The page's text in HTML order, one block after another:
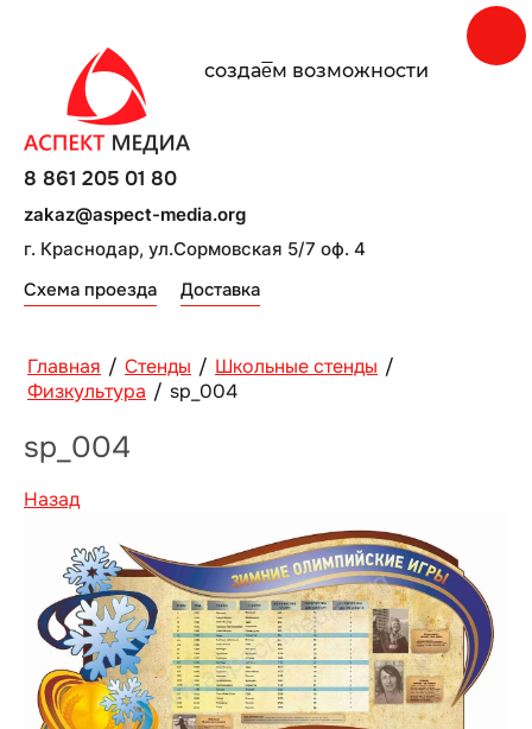
создаe̅м возможности
г. Краснодар, ул.Сормовская 5/7 оф. 4
Схема проезда Доставка
8 861 205 01 80
zakaz@aspect-media.org
Главная / Стенды / Школьные стенды /
Физкультура / sp_004
sp_004
Назад